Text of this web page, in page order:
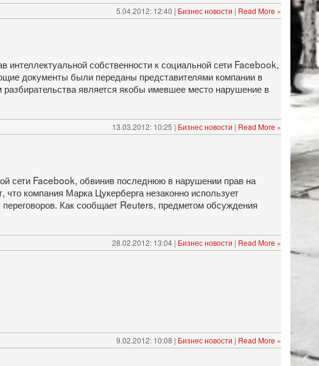
5.04.2012: 12:40 | Бизнес новости | Read More »
собственности к социальной сети Facebook,
документы были переданы представителями компании в
является якобы имевшее место нарушение в
13.03.2012: 10:25 | Бизнес новости | Read More »
сети Facebook, обвинив последнюю в нарушении прав на
компания Марка Цукерберга незаконно использует
Как сообщает Reuters, предметом обсуждения
28.02.2012: 13:04 | Бизнес новости | Read More »
9.02.2012: 10:08 | Бизнес новости | Read More »